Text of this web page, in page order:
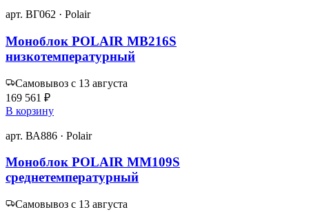
арт. ВГ062 · Polair
Моноблок POLAIR MB216S
низкотемпературный
Самовывоз с 13 августа
169 561 ₽
В корзину
арт. ВА886 · Polair
Моноблок POLAIR MM109S
среднетемпературный
Самовывоз с 13 августа